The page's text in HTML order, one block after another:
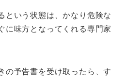
という状態は、かなり危険な
に味方となってくれる専門家
の予告書を受け取ったら、す